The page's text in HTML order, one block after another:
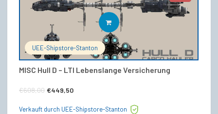
UEE-Shipstore-Stanton
MISC Hull D – LTI Lebenslange Versicherung
€608,00 Ursprünglicher
€449,50
IN DEN WARENKORB
Verkauft durch UEE-Shipstore-Stanton